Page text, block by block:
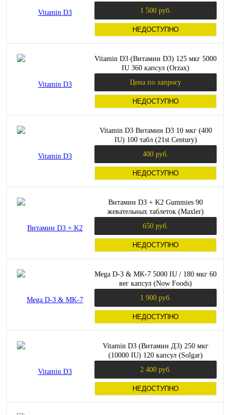
1 500 руб.
НЕДОСТУПНО
Vitamin D3 (Витамин D3) 125 мкг 5000
IU 360 капсул (Orzax)
Цена по запросу
НЕДОСТУПНО
Vitamin D3 Витамин D3 10 мкг (400
IU) 100 табл (21st Century)
400 руб.
НЕДОСТУПНО
Витамин D3 + K2 Gummies 90
жевательных таблеток (Maxler)
650 руб.
НЕДОСТУПНО
Mega D-3 & MK-7 5000 IU / 180 мкг 60
вег капсул (Now Foods)
1 900 руб.
НЕДОСТУПНО
Vitamin D3 (Витамин Д3) 250 мкг
(10000 IU) 120 капсул (Solgar)
2 400 руб.
НЕДОСТУПНО